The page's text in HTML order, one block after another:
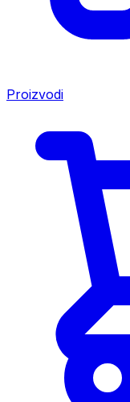
Proizvodi